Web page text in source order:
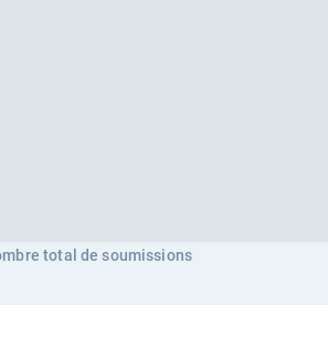
total de soumissions